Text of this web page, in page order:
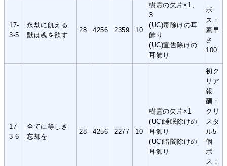
17-
3-5
永劫に飢える
獣は魂を欲す
28 4256 2359 10
樹霊の欠片×1、
3
(UC)毒除けの耳
飾り
(UC)宣告除けの
耳飾り
ボ
ス：
素早
さ
100
17-
3-6
全てに等しき
忘却を
28 4256 2277 10
樹霊の欠片×1
(UC)睡眠除けの
耳飾り
(UC)暗闇除けの
耳飾り
初ク
リア
報
酬：
クリ
スタ
ル5
個
ボ
ス：